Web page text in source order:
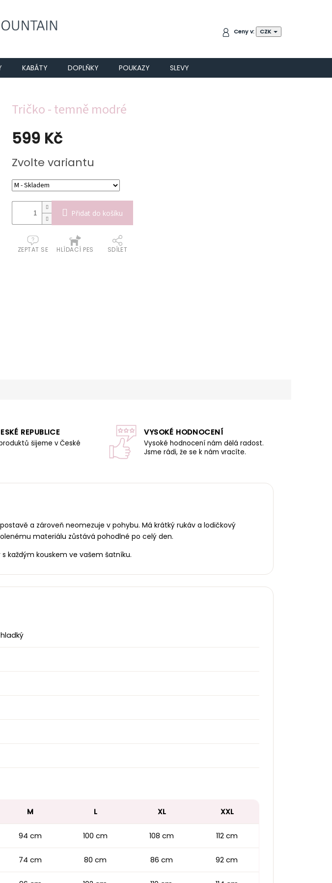
NÁKUPNÍCeny v: CZK
KABÁTY DOPLŇKY POUKAZY SLEVY
Tričko - temně modré
599 Kč
cena:
Zvolte variantu
Přidat do košíku
ZEPTAT SE HLÍDACÍ PES SDÍLET
REPUBLICE
šijeme v České
VYSOKÉ HODNOCENÍ
Vysoké hodnocení nám dělá radost.
Jsme rádi, že se k nám vracíte.
a zároveň neomezuje v pohybu. Má krátký rukáv a lodičkový
materiálu zůstává pohodlné po celý den.
každým kouskem ve vašem šatníku.
M L XL XXL
94 cm 100 cm 108 cm 112 cm
74 cm 80 cm 86 cm 92 cm